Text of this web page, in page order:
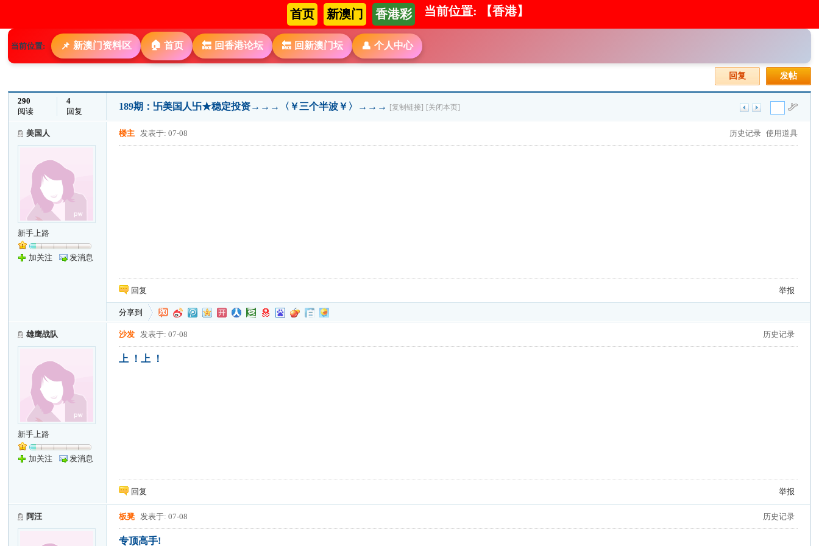
首页 新澳门 香港彩 当前位置: 【香港】
当前位置: 📌 新澳门资料区 🏠 首页 🔙 回香港论坛 🔙 回新澳门坛 👤 个人中心
发帖
回复
290
阅读
4
回复
189期：卐美国人卐★稳定投资→→→〈￥三个半波￥〉→→→ [复制链接] [关闭本页]
美国人
新手上路
加关注 发消息
历史记录 使用道具
楼主 发表于: 07-08
回复 举报
分享到
雄鹰战队
新手上路
加关注 发消息
历史记录
沙发 发表于: 07-08
上 ！上 ！
回复 举报
阿汪 历史记录
板凳 发表于: 07-08
专顶高手!